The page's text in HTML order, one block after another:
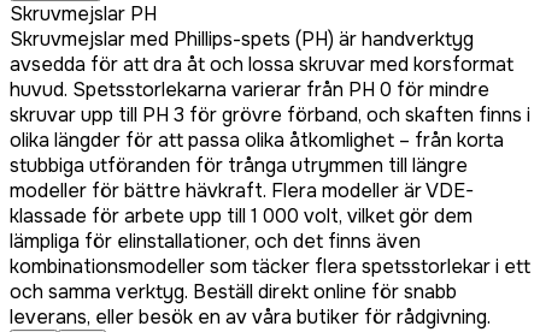
Skruvmejslar PH
Skruvmejslar med Phillips-spets (PH) är handverktyg
avsedda för att dra åt och lossa skruvar med korsformat
huvud. Spetsstorlekarna varierar från PH 0 för mindre
skruvar upp till PH 3 för grövre förband, och skaften finns i
olika längder för att passa olika åtkomlighet – från korta
stubbiga utföranden för trånga utrymmen till längre
modeller för bättre hävkraft. Flera modeller är VDE-
klassade för arbete upp till 1 000 volt, vilket gör dem
lämpliga för elinstallationer, och det finns även
kombinationsmodeller som täcker flera spetsstorlekar i ett
och samma verktyg. Beställ direkt online för snabb
leverans, eller besök en av våra butiker för rådgivning.